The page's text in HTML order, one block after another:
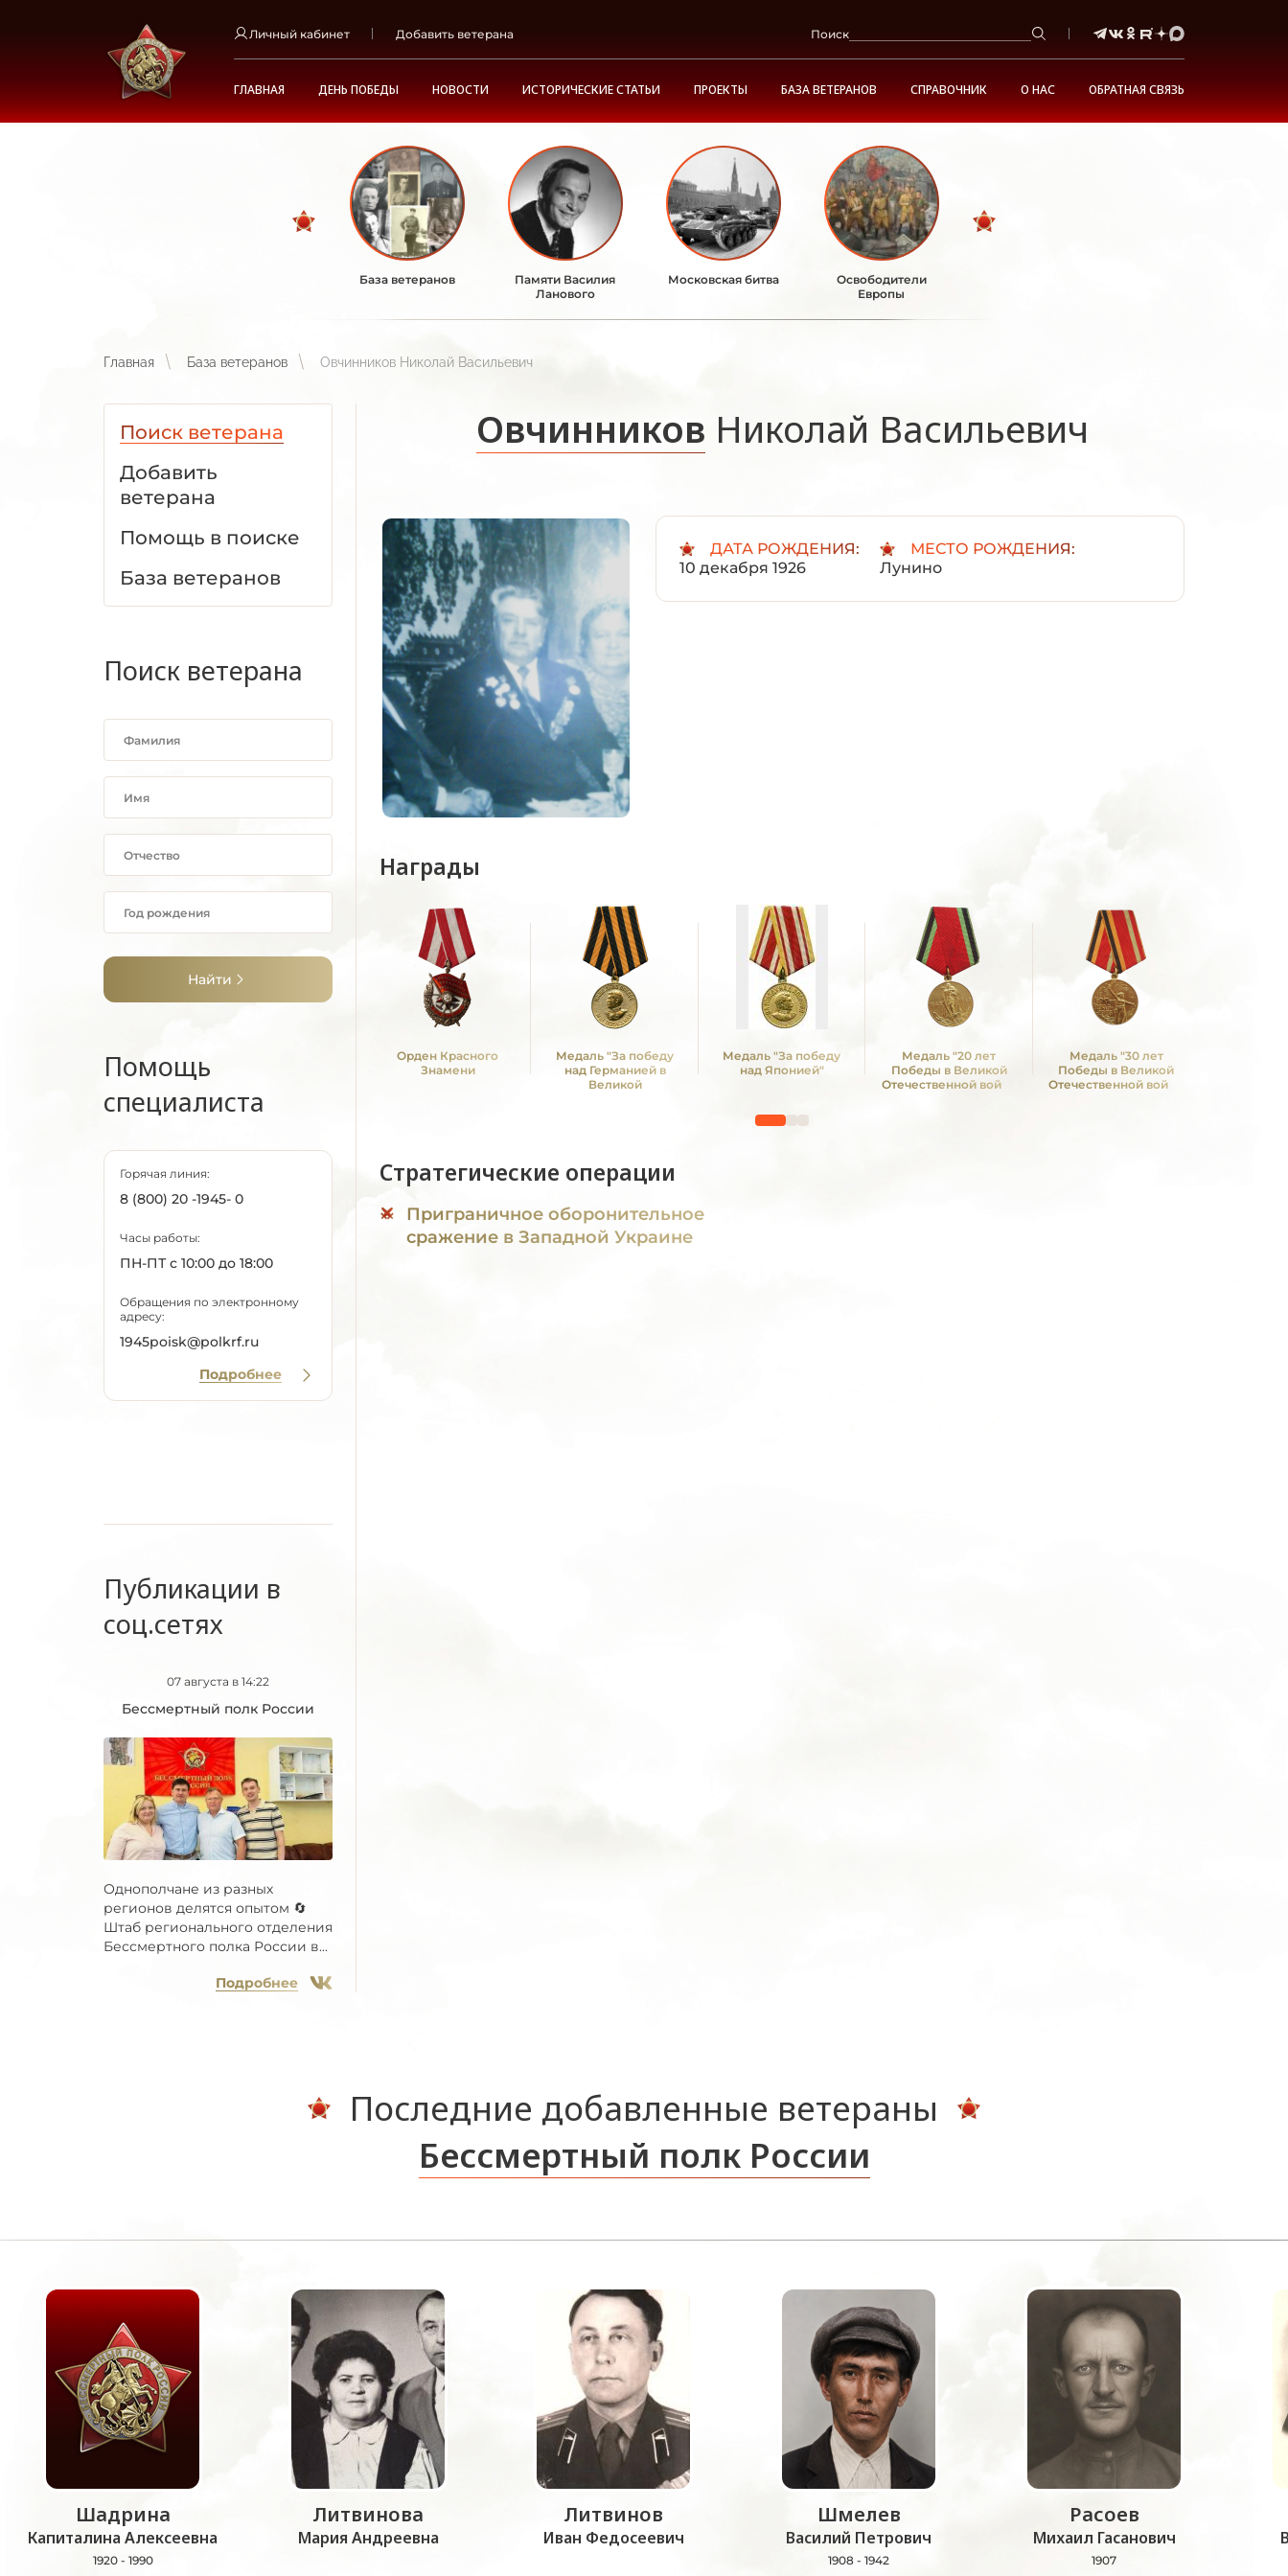
Личный кабинет Добавить ветерана Поиск
ГЛАВНАЯ ДЕНЬ ПОБЕДЫ НОВОСТИ ИСТОРИЧЕСКИЕ СТАТЬИ ПРОЕКТЫ БАЗА ВЕТЕРАНОВ СПРАВОЧНИК О НАС ОБРАТНАЯ СВЯЗЬ
База ветеранов
Памяти Василия
Ланового
Московская битва
Освободители
Европы
Главная База ветеранов Овчинников Николай Васильевич
Поиск ветерана
Добавить
ветерана
Помощь в поиске
База ветеранов
Поиск ветерана
Найти
Помощь
специалиста
Горячая линия:
8 (800) 20 -1945- 0
Часы работы:
ПН-ПТ с 10:00 до 18:00
Обращения по электронному
адресу:
1945poisk@polkrf.ru
Подробнее
Публикации в
соц.сетях
07 августа в 14:22
Бессмертный полк России
Однополчане из разных
регионов делятся опытом 🔄
Штаб регионального отделения
Бессмертного полка России в...
Подробнее
Овчинников Николай Васильевич
ДАТА РОЖДЕНИЯ:
10 декабря 1926
МЕСТО РОЖДЕНИЯ:
Лунино
Награды
Орден Красного
Знамени
Медаль "За победу
над Германией в
Великой
Медаль "За победу
над Японией"
Медаль "20 лет
Победы в Великой
Отечественной войне
Медаль "30 лет
Победы в Великой
Отечественной войне
Стратегические операции
Приграничное оборонительное
сражение в Западной Украине
Последние добавленные ветераны
Бессмертный полк России
Шадрина
Капиталина Алексеевна
1920 - 1990
Литвинова
Мария Андреевна
Литвинов
Иван Федосеевич
Шмелев
Василий Петрович
1908 - 1942
Расоев
Михаил Гасанович
1907